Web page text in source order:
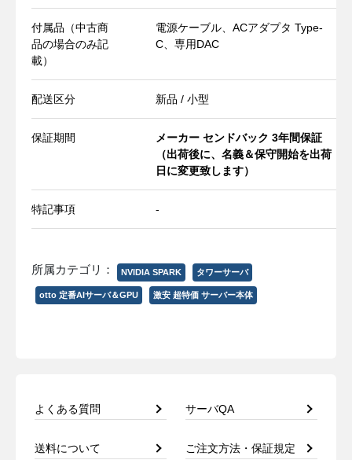
付属品（中古商
品の場合のみ記
載）
電源ケーブル、ACアダプタ Type-
C、専用DAC
配送区分 新品 / 小型
保証期間
メーカー センドバック 3年間保証
（出荷後に、名義＆保守開始を出荷
日に変更致します）
特記事項 -
所属カテゴリ： NVIDIA SPARK タワーサーバ
otto 定番AIサーバ＆GPU 激安 超特価 サーバー本体
よくある質問 サーバQA
送料について ご注文方法・保証規定